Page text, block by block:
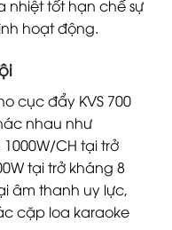
nhiệt tốt hạn chế sự
hoạt động.
cục đẩy KVS 700
nhau như
CH tại trở
tại trở kháng 8
âm thanh uy lực,
cặp loa karaoke